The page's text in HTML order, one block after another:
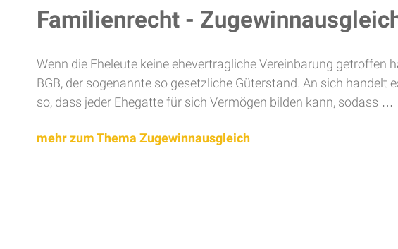
Familienrecht -
Wenn die Eheleute keine ehevertragliche Vereinbarung
BGB, der sogenannte so gesetzliche Güterstand. An sich
so, dass jeder Ehegatte für sich Vermögen bilden kann, sodass …
mehr zum Thema Zugewinnausgleich